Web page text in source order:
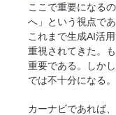
ここで重要になる
へ」という視点であ
これまで生成AI活
重視されてきた。
重要である。しか
では不十分になる。
カーナビであれば